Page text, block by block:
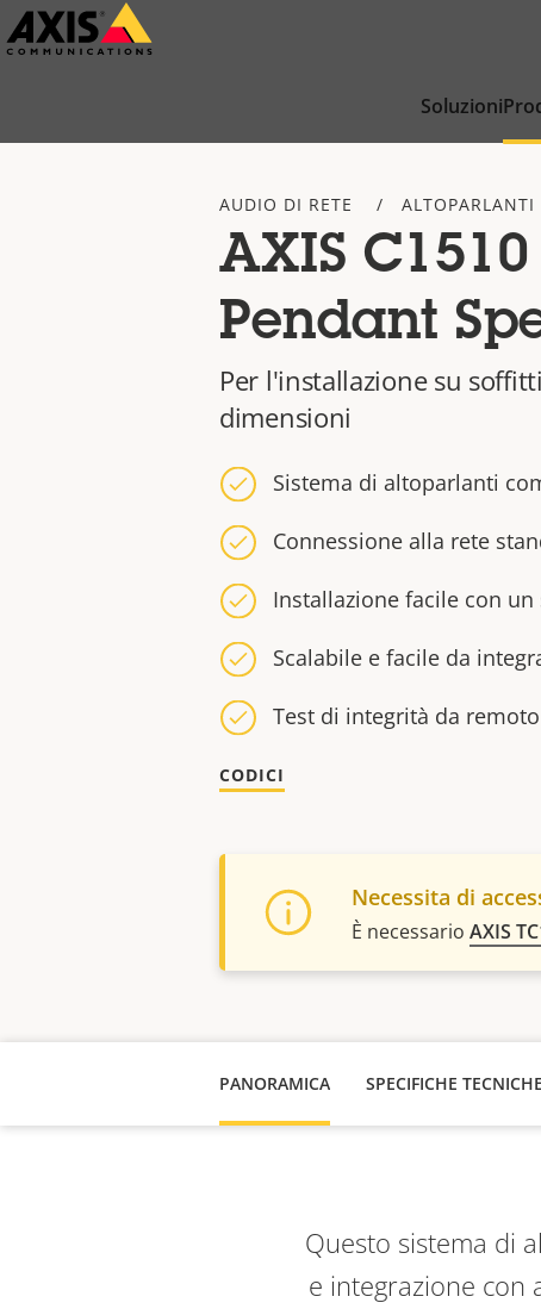
Salta
al
Soluzioni
AUDIO DI RETE ALTOPARLANTI
AXIS
Pendant
Per l'installazione su
dimensioni
Sistema di altoparlanti
Connessione alla rete
Installazione facile con un
Scalabile e facile da
Test di integrità da remoto
CODICI
Necessita di
È necessario AXIS
PANORAMICA SPECIFICHE TECNICHE
Questo sistema di
e integrazione con